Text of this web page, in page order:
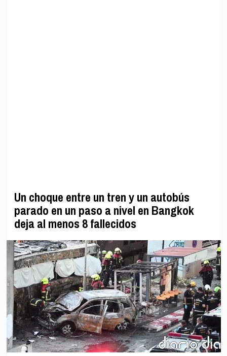
Un choque entre un tren y un autobús
parado en un paso a nivel en Bangkok
deja al menos 8 fallecidos